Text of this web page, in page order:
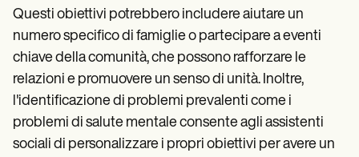
Questi obiettivi potrebbero includere aiutare un
numero specifico di famiglie o partecipare a eventi
chiave della comunità, che possono rafforzare le
relazioni e promuovere un senso di unità. Inoltre,
l'identificazione di problemi prevalenti come i
problemi di salute mentale consente agli assistenti
sociali di personalizzare i propri obiettivi per avere un